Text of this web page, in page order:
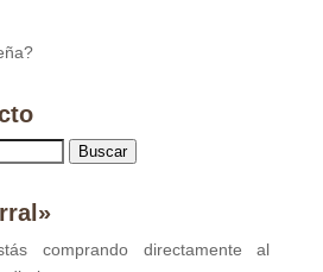
Buscar
comprando directamente al